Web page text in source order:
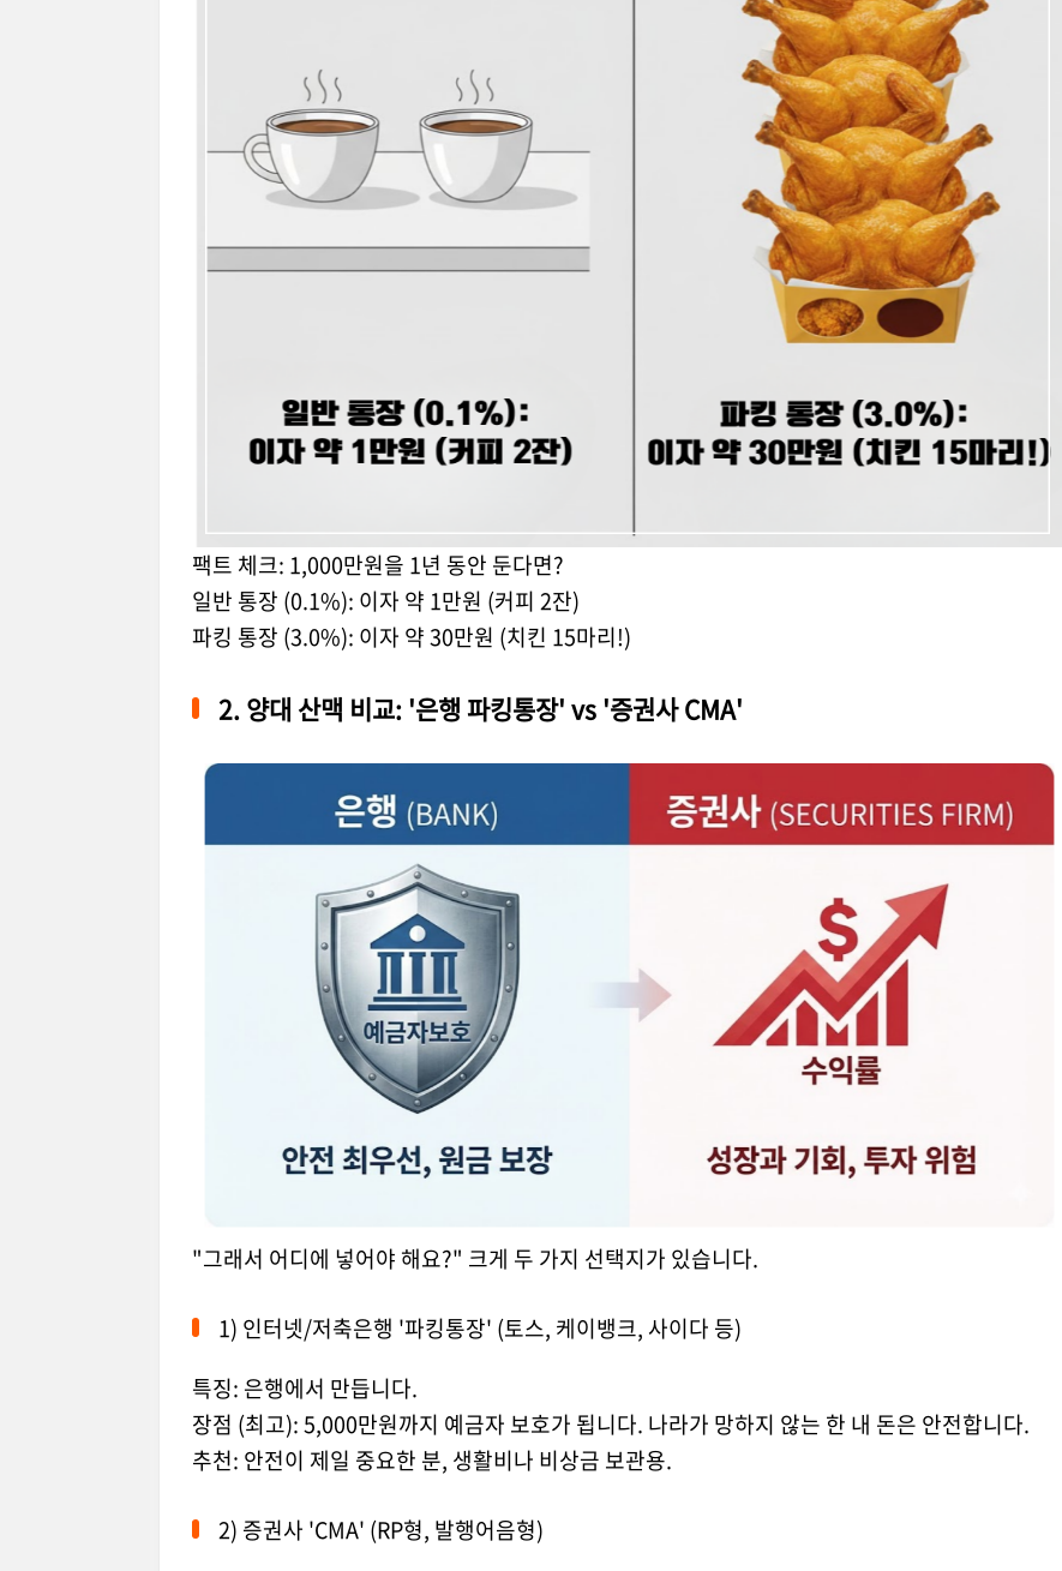
팩트 체크: 1,000만원을 1년 동안 둔다면?
일반 통장 (0.1%): 이자 약 1만원 (커피 2잔)
파킹 통장 (3.0%): 이자 약 30만원 (치킨 15마리!)
2. 양대 산맥 비교: '은행 파킹통장' vs '증권사 CMA'
"그래서 어디에 넣어야 해요?" 크게 두 가지 선택지가 있습니다.
1) 인터넷/저축은행 '파킹통장' (토스, 케이뱅크, 사이다 등)
특징: 은행에서 만듭니다.
장점 (최고): 5,000만원까지 예금자 보호가 됩니다. 나라가 망하지 않는 한 내 돈은 안전합니다.
추천: 안전이 제일 중요한 분, 생활비나 비상금 보관용.
2) 증권사 'CMA' (RP형, 발행어음형)